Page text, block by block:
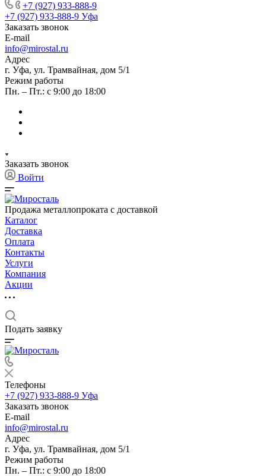
+7 (927) 933-888-9
+7 (927) 933-888-9 Уфа
Заказать звонок
E-mail
info@mirostal.ru
Адрес
г. Уфа, ул. Трамвайная, дом 5/1
Режим работы
Пн. – Пт.: с 9:00 до 18:00
Заказать звонок
Войти
Продажа металлопроката с доставкой
Каталог
Доставка
Оплата
Контакты
Услуги
Компания
Акции
Подать заявку
Телефоны
+7 (927) 933-888-9 Уфа
Заказать звонок
E-mail
info@mirostal.ru
Адрес
г. Уфа, ул. Трамвайная, дом 5/1
Режим работы
Пн. – Пт.: с 9:00 до 18:00